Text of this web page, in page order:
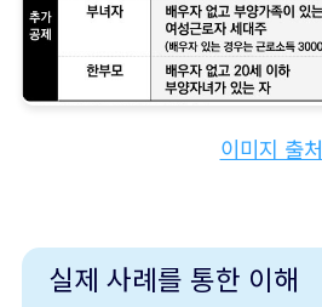
이미지 출처
실제 사례를 통한 이해